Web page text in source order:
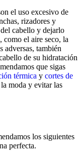
el uso excesivo de
rizadores y
cabello y dejarlo
como el aire seco, la
adversas, también
de su hidratación
que sigas
térmica y cortes de
moda y evitar las
los siguientes
perfecta.